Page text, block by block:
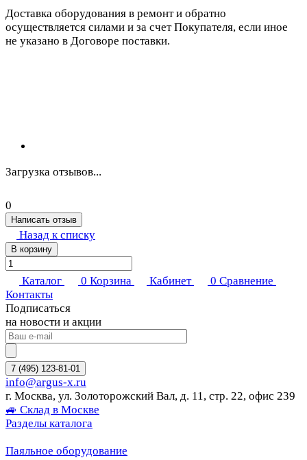
Доставка оборудования в ремонт и обратно
осуществляется силами и за счет Покупателя, если иное
не указано в Договоре поставки.
Загрузка отзывов...
0
Написать отзыв
Назад к списку
В корзину
Каталог 0 Корзина Кабинет 0 Сравнение
Контакты
Подписаться
на новости и акции
7 (495) 123-81-01
info@argus-x.ru
г. Москва, ул. Золоторожский Вал, д. 11, стр. 22, офис 239
🚙 Склад в Москве
Разделы каталога
Паяльное оборудование